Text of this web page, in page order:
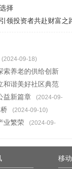
择
领投资者共赴财富之
(2024-09-18)
索养老的供给创新
和谐美好社区典范
益新篇章 (2024-09-
(2024-09-10)
业繁荣 (2024-09-
移